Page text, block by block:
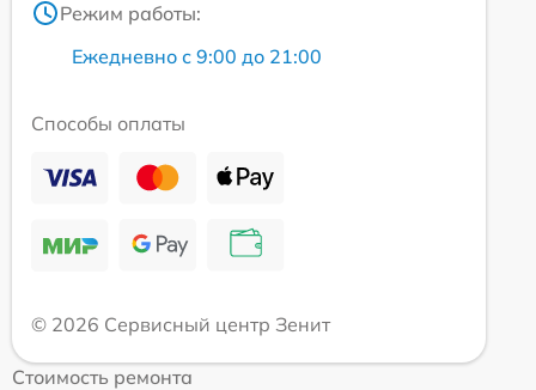
Режим работы:
Ежедневно с 9:00 до 21:00
Способы оплаты
© 2026 Сервисный центр Зенит
Стоимость ремонта